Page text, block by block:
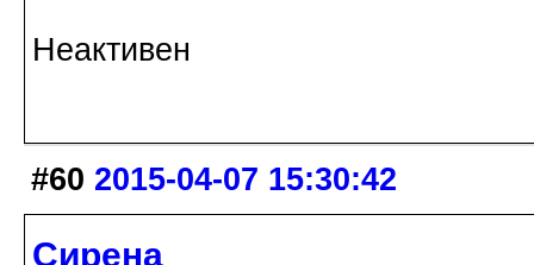
Неактивен
#60 2015-04-07 15:30:42
Сирена